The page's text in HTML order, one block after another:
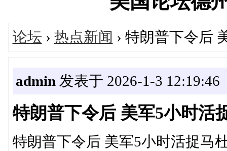
论坛 › 热点新闻 › 特朗普下令后
admin 发表于 2026-1-3 12:19:46
特朗普下令后 美军5小时活
特朗普下令后 美军5小时活捉马